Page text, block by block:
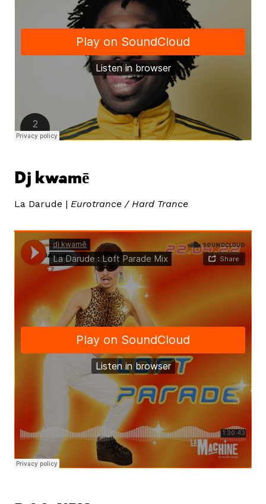
Dj kwamē
La Darude | Eurotrance / Hard Trance